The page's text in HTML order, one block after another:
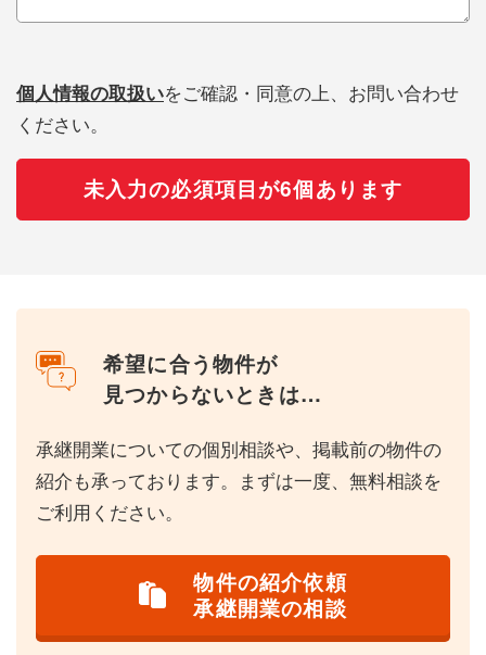
個人情報の取扱いをご確認・同意の上、お問い合わせ
ください。
未入力の必須項目が6個あります
希望に合う物件が
見つからないときは…
承継開業についての個別相談や、掲載前の物件の
紹介も承っております。まずは一度、無料相談を
ご利用ください。
物件の紹介依頼
承継開業の相談